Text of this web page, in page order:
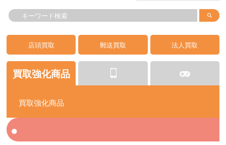
店頭買取 郵送買取 法人買取
買取強化商品
買取強化商品